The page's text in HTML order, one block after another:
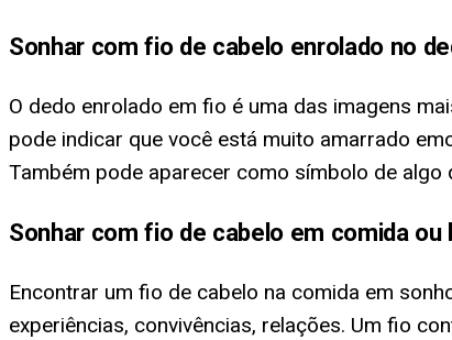
Sonhar com fio de cabelo enrolado no
O dedo enrolado em fio é uma das imagens
pode indicar que você está muito amarrado
Também pode aparecer como símbolo de algo
Sonhar com fio de cabelo em comida ou
Encontrar um fio de cabelo na comida em
experiências, convivências, relações. Um fio